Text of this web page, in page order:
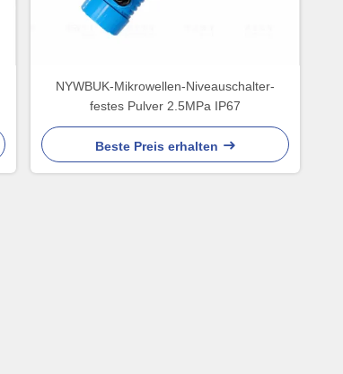
NYWBUK-Mikrowellen-Niveauschalter-
festes Pulver 2.5MPa IP67
Beste Preis erhalten